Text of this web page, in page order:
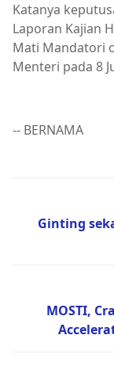
Katanya
Laporan Kajian
Mati Mandatori
Menteri pada 8
-- BERNAMA
Ginting
MOSTI,